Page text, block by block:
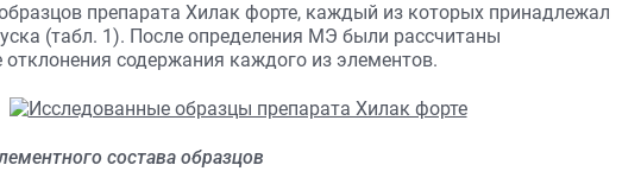
препарата Хилак форте, каждый из которых принадлежал
(табл. 1). После определения МЭ были рассчитаны
содержания каждого из элементов.
состава образцов